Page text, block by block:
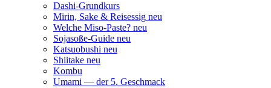
Dashi-Grundkurs
Mirin, Sake & Reisessig neu
Welche Miso-Paste? neu
Sojasoße-Guide neu
Katsuobushi neu
Shiitake neu
Kombu
Umami — der 5. Geschmack